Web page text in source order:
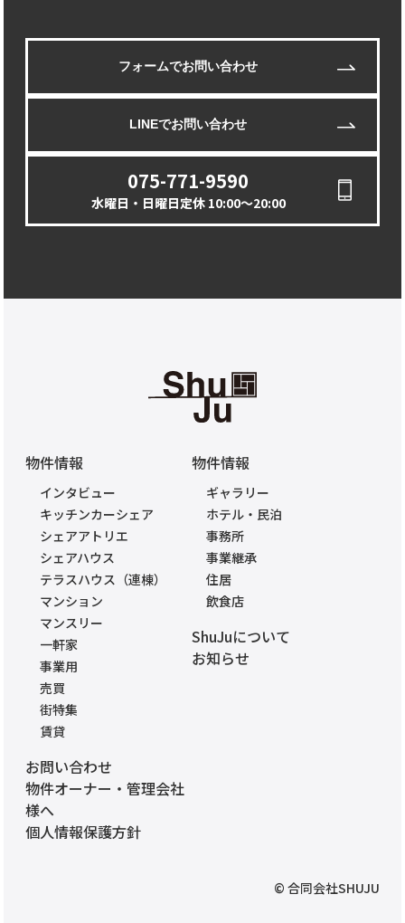
フォームでお問い合わせ
LINEでお問い合わせ
075-771-9590
水曜日・日曜日定休 10:00〜20:00
物件情報
インタビュー
キッチンカーシェア
シェアアトリエ
シェアハウス
テラスハウス（連棟）
マンション
マンスリー
一軒家
事業用
売買
街特集
賃貸
物件情報
ギャラリー
ホテル・民泊
事務所
事業継承
住居
飲食店
ShuJuについて
お知らせ
お問い合わせ
物件オーナー・管理会社
様へ
個人情報保護方針
© 合同会社SHUJU